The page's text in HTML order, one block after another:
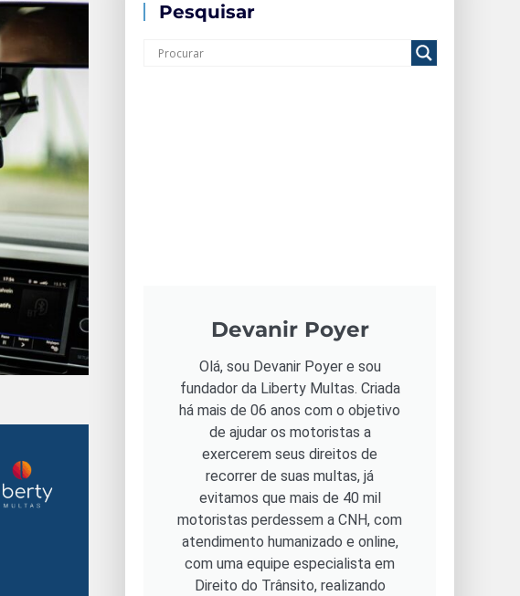
Pesquisar
Devanir Poyer
Olá, sou Devanir Poyer e sou
fundador da Liberty Multas. Criada
há mais de 06 anos com o objetivo
de ajudar os motoristas a
exercerem seus direitos de
recorrer de suas multas, já
evitamos que mais de 40 mil
motoristas perdessem a CNH, com
atendimento humanizado e online,
com uma equipe especialista em
Direito do Trânsito, realizando